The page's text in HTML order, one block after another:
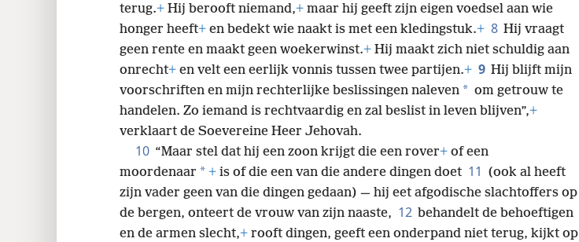
terug.+ Hij berooft niemand,+ maar hij geeft zijn eigen voedsel aan wie
honger heeft+ en bedekt wie naakt is met een kledingstuk.+ 8 Hij vraagt
geen rente en maakt geen woekerwinst.+ Hij maakt zich niet schuldig aan
onrecht+ en velt een eerlijk vonnis tussen twee partijen.+ 9 Hij blijft mijn
voorschriften en mijn rechterlijke beslissingen naleven * om getrouw te
handelen. Zo iemand is rechtvaardig en zal beslist in leven blijven”,+
verklaart de Soevereine Heer Jehovah.
10 “Maar stel dat hij een zoon krijgt die een rover+ of een
moordenaar * + is of die een van die andere dingen doet 11 (ook al heeft
zijn vader geen van die dingen gedaan) — hij eet afgodische slachtoffers op
de bergen, onteert de vrouw van zijn naaste, 12 behandelt de behoeftigen
en de armen slecht,+ rooft dingen, geeft een onderpand niet terug, kijkt op